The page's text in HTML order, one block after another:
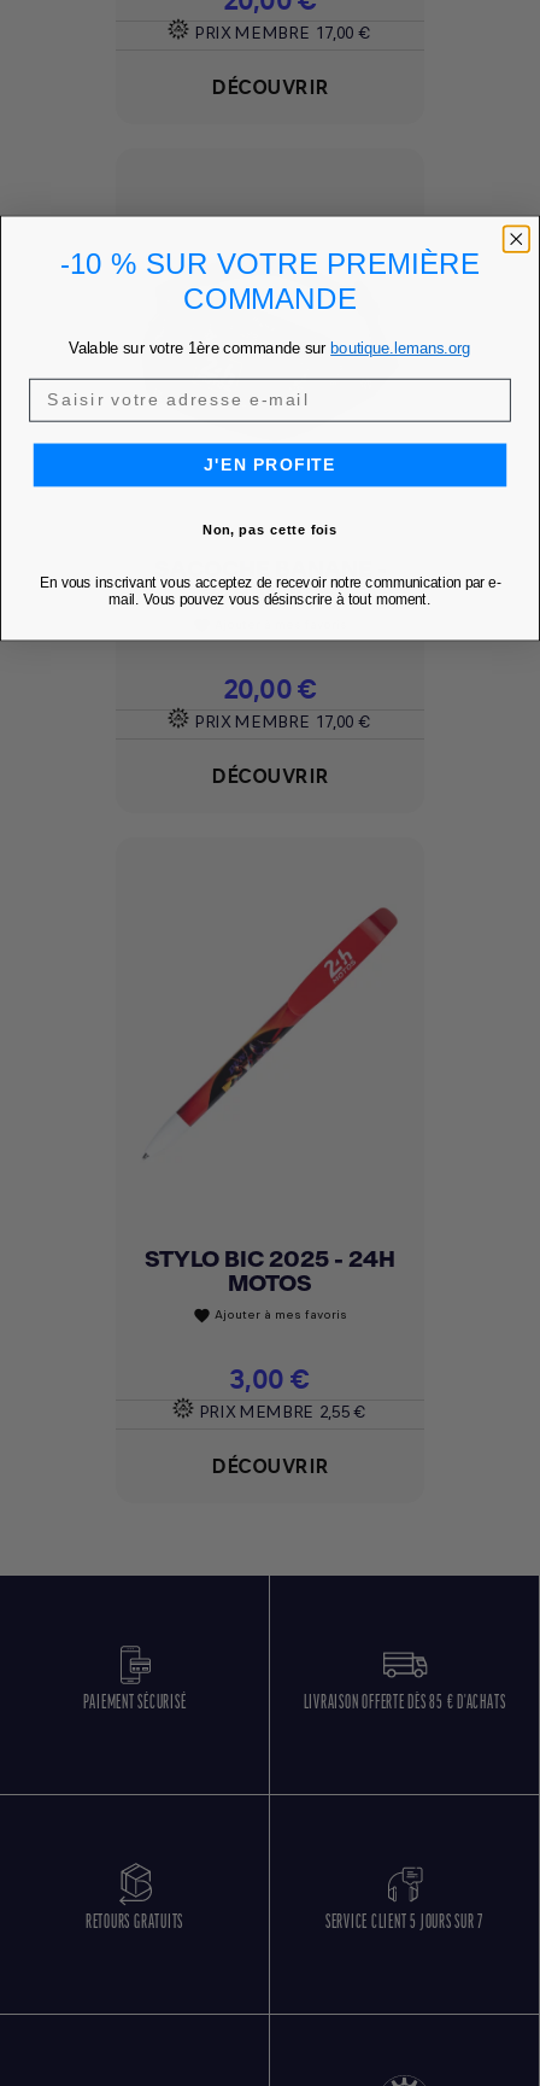
PRIX MEMBRE 17,00 €
DÉCOUVRIR
24H MOTOS
Prix
20,00 €
PRIX MEMBRE 17,00 €
DÉCOUVRIR
STYLO BIC 2025 - 24H
MOTOS
favorite Ajouter à mes favoris
Prix
3,00 €
PRIX MEMBRE 2,55 €
DÉCOUVRIR
PAIEMENT SÉCURISÉ LIVRAISON OFFERTE DÈS 85 € D'ACHATS
RETOURS GRATUITS SERVICE CLIENT 5 JOURS SUR 7
-10 % SUR VOTRE PREMIÈRE
COMMANDE
Valable sur votre 1ère commande sur boutique.lemans.org
J'EN PROFITE
Non, pas cette fois
En vous inscrivant vous acceptez de recevoir notre communication par e-
mail. Vous pouvez vous désinscrire à tout moment.